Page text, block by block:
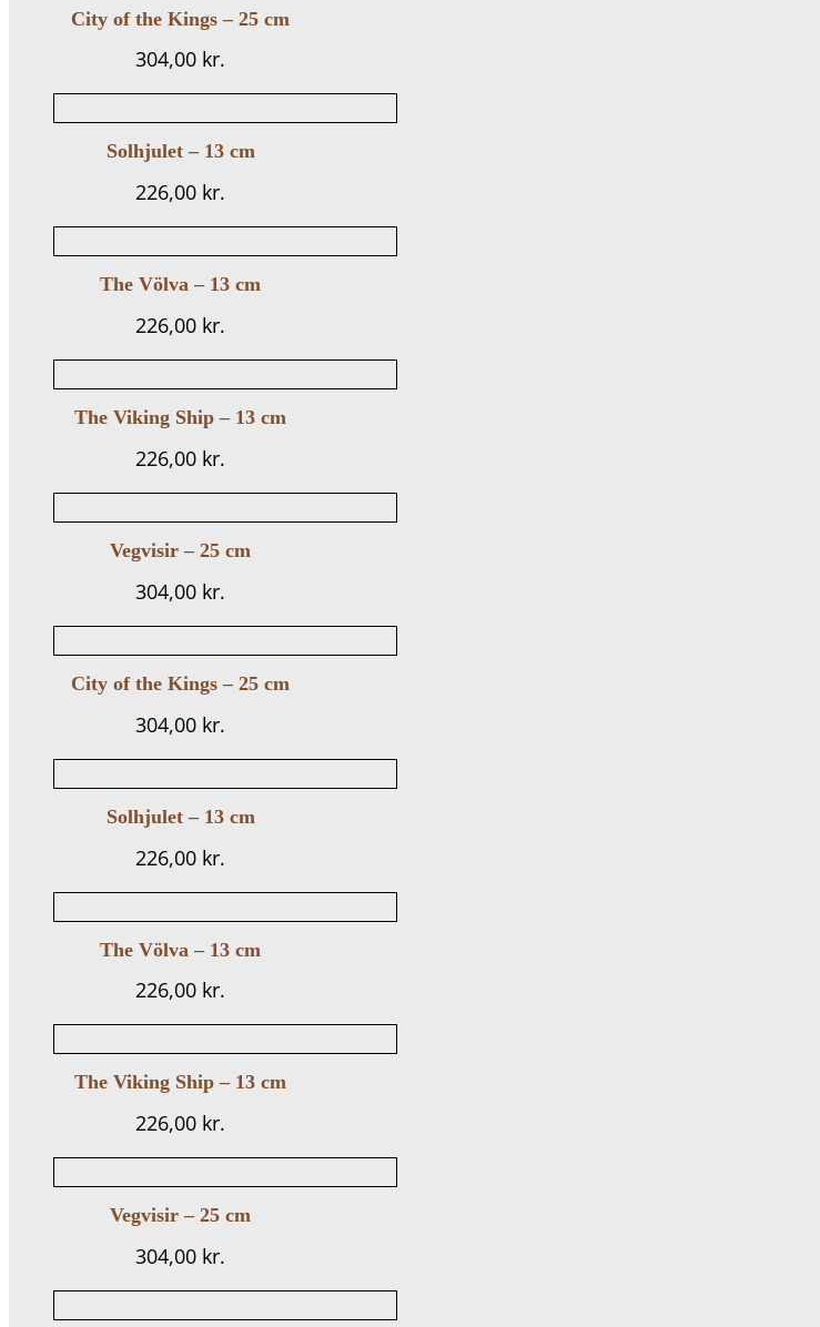
City of the Kings – 25 cm
304,00 kr.
Solhjulet – 13 cm
226,00 kr.
The Völva – 13 cm
226,00 kr.
The Viking Ship – 13 cm
226,00 kr.
Vegvisir – 25 cm
304,00 kr.
City of the Kings – 25 cm
304,00 kr.
Solhjulet – 13 cm
226,00 kr.
The Völva – 13 cm
226,00 kr.
The Viking Ship – 13 cm
226,00 kr.
Vegvisir – 25 cm
304,00 kr.